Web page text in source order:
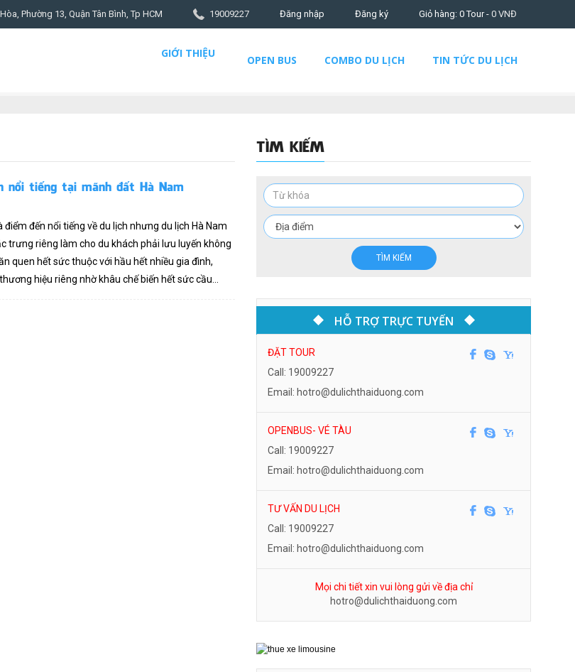
Phường 13, Quận Tân Bình, Tp HCM 19009227 Đăng nhập Đăng ký Giỏ hàng: 0 Tour - 0 VNĐ
GIỚI THIỆU
OPEN BUS COMBO DU LỊCH TIN TỨC DU LỊCH
nổi tiếng tại mãnh đất Hà Nam
đến nổi tiếng về du lịch nhưng du lịch Hà Nam
trưng riêng làm cho du khách phải lưu luyến không
quen hết sức thuộc với hầu hết nhiều gia đình,
hiệu riêng nhờ khâu chế biến hết sức cầu...
TÌM KIẾM
TÌM KIẾM
HỖ TRỢ TRỰC TUYẾN
ĐẶT TOUR
Call: 19009227
Email: hotro@dulichthaiduong.com
OPENBUS- VÉ TÀU
Call: 19009227
Email: hotro@dulichthaiduong.com
TƯ VẤN DU LỊCH
Call: 19009227
Email: hotro@dulichthaiduong.com
Mọi chi tiết xin vui lòng gửi về địa chỉ
hotro@dulichthaiduong.com